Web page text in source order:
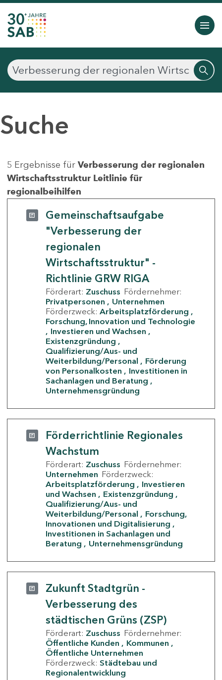
Suche
5 Ergebnisse für Verbesserung der regionalen
Wirtschaftsstruktur Leitlinie für
regionalbeihilfen
Gemeinschaftsaufgabe
"Verbesserung der
regionalen
Wirtschaftsstruktur" -
Richtlinie GRW RIGA
Förderart: Zuschuss Fördernehmer:
Privatpersonen
Unternehmen
Förderzweck: Arbeitsplatzförderung
Forschung, Innovation und Technologie
Investieren und Wachsen
Existenzgründung
Qualifizierung/Aus- und
Weiterbildung/Personal
Förderung
von Personalkosten
Investitionen in
Sachanlagen und Beratung
Unternehmensgründung
Förderrichtlinie Regionales
Wachstum
Förderart: Zuschuss Fördernehmer:
Unternehmen Förderzweck:
Arbeitsplatzförderung
Investieren
und Wachsen
Existenzgründung
Qualifizierung/Aus- und
Weiterbildung/Personal
Forschung,
Innovationen und Digitalisierung
Investitionen in Sachanlagen und
Beratung
Unternehmensgründung
Zukunft Stadtgrün -
Verbesserung des
städtischen Grüns (ZSP)
Förderart: Zuschuss Fördernehmer:
Öffentliche Kunden
Kommunen
Öffentliche Unternehmen
Förderzweck: Städtebau und
Regionalentwicklung